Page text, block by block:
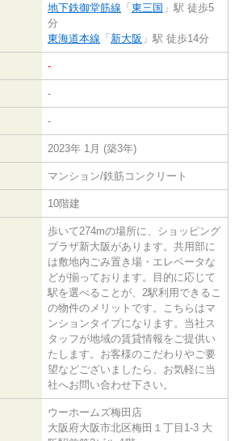
地下鉄御堂筋線 「 東三国 」駅 徒歩5
分
東海道本線 「 新大阪 」駅 徒歩14分
-
-
-
2023年 1月 (築3年)
マンション/鉄筋コンクリート
10階建
歩いて274mの場所に、ショッピング
プラザ新大阪があります。共用部に
は敷地内ごみ置き場・エレベータな
どが揃っております。目的に応じて
駅を選べることが、2駅利用できるこ
の物件のメリットです。こちらはマ
ンションタイプになります。当社ス
タッフが地域の賃貸情報をご提供い
たします。お客様のこだわりやご要
望などございましたら、お気軽に当
社へお問い合わせ下さい。
ウーホームズ梅田店
大阪府大阪市北区梅田１丁目1-3 大